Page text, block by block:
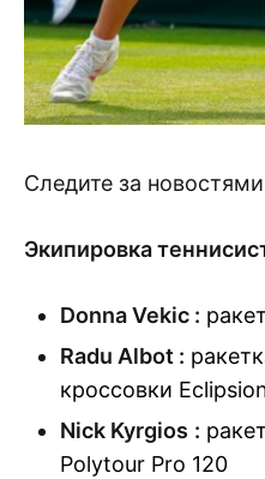
Следите за
Экипировка
Donna Vekic :
Radu Albot :
кроссовки
Nick Kyrgios :
Polytour Pro 120